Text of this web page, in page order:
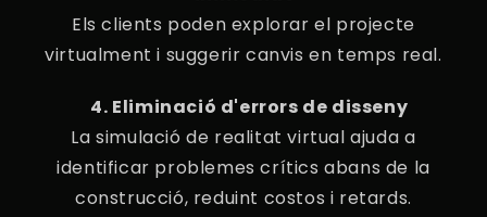
Els clients poden explorar el projecte
virtualment i suggerir canvis en temps real.
4. Eliminació d'errors de disseny
La simulació de realitat virtual ajuda a
identificar problemes crítics abans de la
construcció, reduint costos i retards.